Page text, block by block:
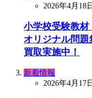
2026年4月18日
小学校受験教
オリジナル問
買取実施中！
新着情報
2026年4月17日